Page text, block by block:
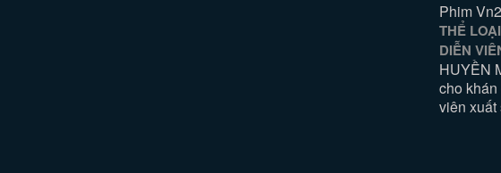
Phim
THỂ
DIỄN
HUYỀN
cho
viên